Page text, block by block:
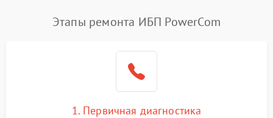
Этапы ремонта ИБП PowerCom
1. Первичная диагностика